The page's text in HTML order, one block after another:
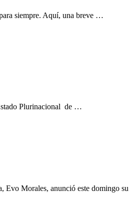
siempre. Aquí, una breve …
Plurinacional de …
Evo Morales, anunció este domingo su